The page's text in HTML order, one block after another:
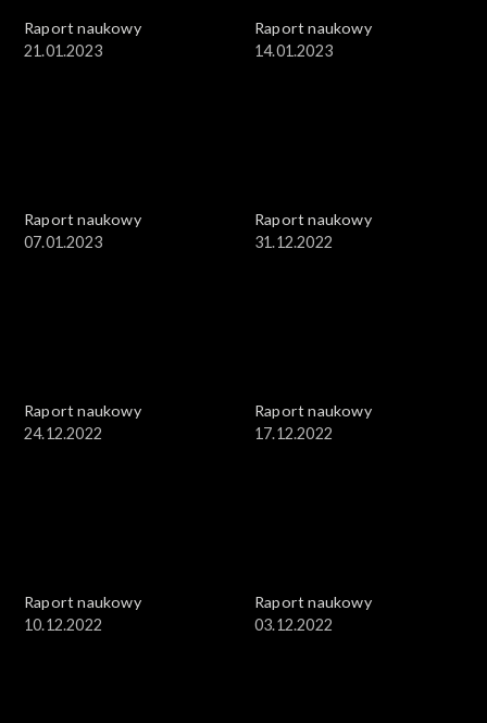
Raport naukowy
21.01.2023
Raport naukowy
14.01.2023
Raport naukowy
07.01.2023
Raport naukowy
31.12.2022
Raport naukowy
24.12.2022
Raport naukowy
17.12.2022
Raport naukowy
10.12.2022
Raport naukowy
03.12.2022